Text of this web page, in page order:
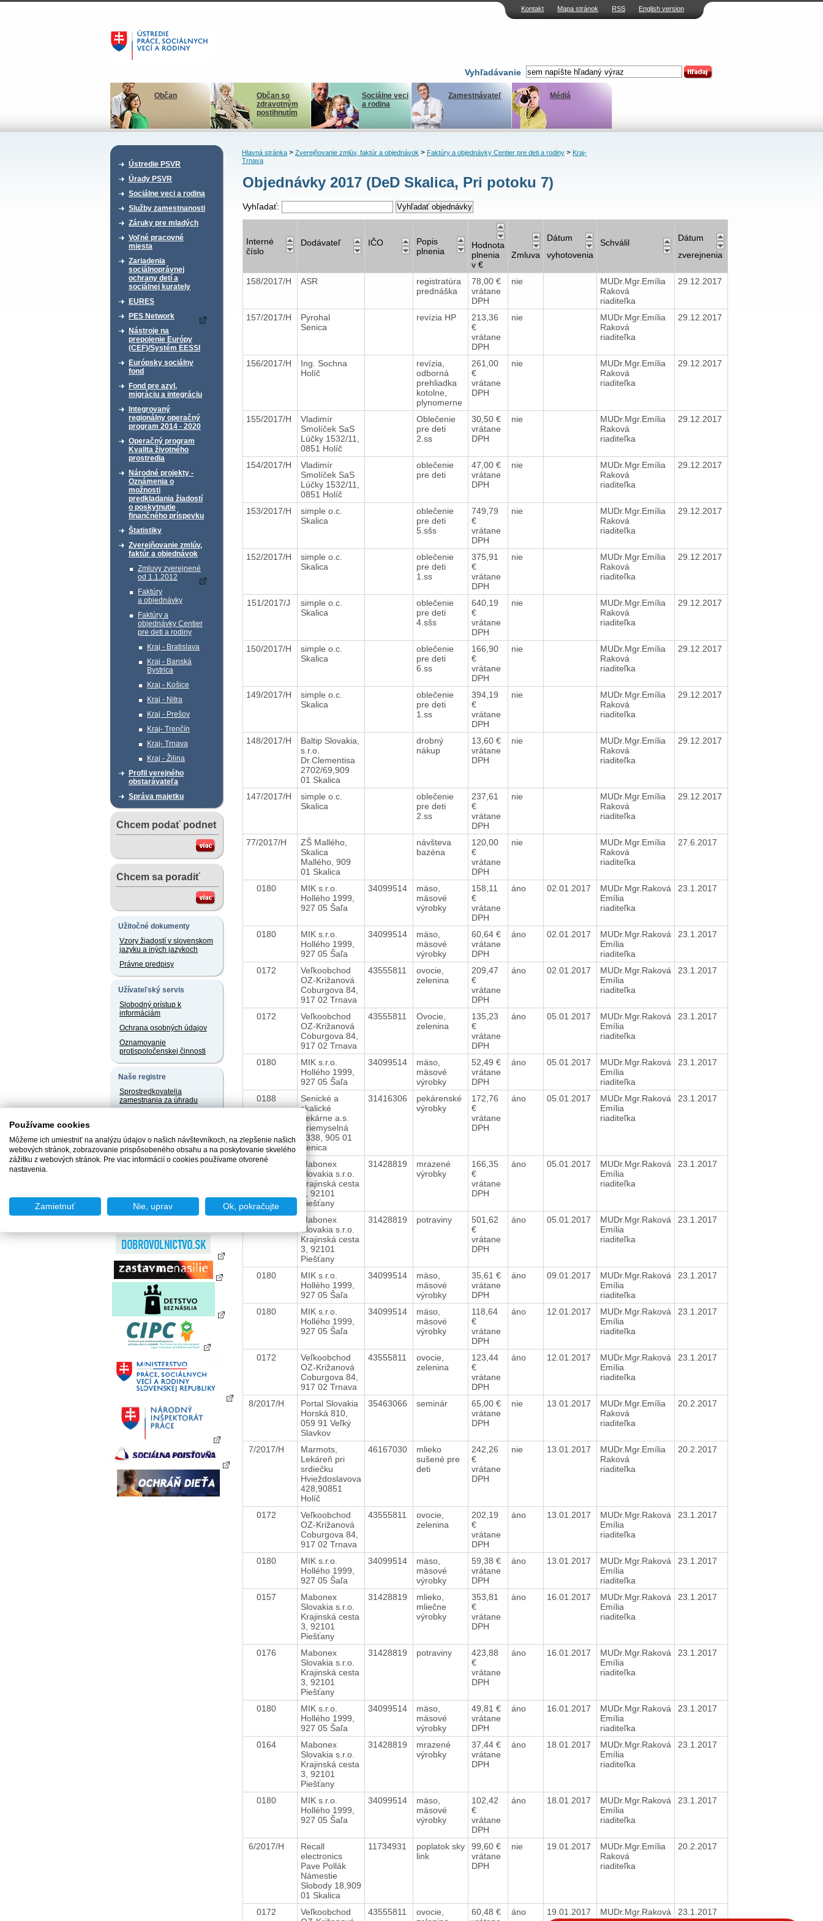
Kontakt Mapa stránok RSS English version
Vyhľadávanie
Občan
Občan so
zdravotným
postihnutím
Sociálne veci
a rodina
Zamestnávateľ Médiá
Ústredie PSVR
Úrady PSVR
Sociálne veci a rodina
Služby zamestnanosti
Záruky pre mladých
Voľné pracovné
miesta
Zariadenia
sociálnoprávnej
ochrany detí a
sociálnej kurately
EURES
PES Network
Nástroje na
prepojenie Európy
(CEF)/Systém EESSI
Európsky sociálny
fond
Fond pre azyl,
migráciu a integráciu
Integrovaný
regionálny operačný
program 2014 - 2020
Operačný program
Kvalita životného
prostredia
Národné projekty -
Oznámenia o
možnosti
predkladania žiadostí
o poskytnutie
finančného príspevku
Štatistiky
Zverejňovanie zmlúv,
faktúr a objednávok
Zmluvy zverejnené
od 1.1.2012
Faktúry
a objednávky
Faktúry a
objednávky Centier
pre deti a rodiny
Kraj - Bratislava
Kraj - Banská
Bystrica
Kraj - Košice
Kraj - Nitra
Kraj - Prešov
Kraj- Trenčín
Kraj- Trnava
Kraj - Žilina
Profil verejného
obstarávateľa
Správa majetku
Chcem podať podnet
Chcem sa poradiť
Užitočné dokumenty
Vzory žiadostí v slovenskom
jazyku a iných jazykoch
Právne predpisy
Užívateľský servis
Slobodný prístup k
informáciám
Ochrana osobných údajov
Oznamovanie
protispoločenskej činnosti
Naše registre
Sprostredkovatelia
zamestnania za úhradu
Agentúry dočasného
zamestnávania
Sociálne podniky
Hlavná stránka> Zverejňovanie zmlúv, faktúr a objednávok> Faktúry a objednávky Centier pre deti a rodiny> Kraj-
Trnava
Objednávky 2017 (DeD Skalica, Pri potoku 7)
Vyhľadať:
Interné
číslo
Dodávateľ IČO
Popis
plnenia
Hodnota
plnenia
v €
Zmluva
Dátum
vyhotovenia
Schválil
Dátum
zverejnenia
158/2017/H ASR
registratúra
prednáška
78,00 €
vrátane
DPH
nie
MUDr.Mgr.Emília
Raková
riaditeľka
29.12.2017
157/2017/H
Pyrohal
Senica
revízia HP
213,36
€
vrátane
DPH
nie
MUDr.Mgr.Emília
Raková
riaditeľka
29.12.2017
156/2017/H
Ing. Sochna
Holíč
revízia,
odborná
prehliadka
kotolne,
plynomerne
261,00
€
vrátane
DPH
nie
MUDr.Mgr.Emília
Raková
riaditeľka
29.12.2017
155/2017/H
Vladimír
Smolíček SaS
Lúčky 1532/11,
0851 Holíč
Oblečenie
pre deti
2.ss
30,50 €
vrátane
DPH
nie
MUDr.Mgr.Emília
Raková
riaditeľka
29.12.2017
154/2017/H
Vladimír
Smolíček SaS
Lúčky 1532/11,
0851 Holíč
oblečenie
pre deti
47,00 €
vrátane
DPH
nie
MUDr.Mgr.Emília
Raková
riaditeľka
29.12.2017
153/2017/H
simple o.c.
Skalica
oblečenie
pre deti
5.sšs
749,79
€
vrátane
DPH
nie
MUDr.Mgr.Emília
Raková
riaditeľka
29.12.2017
152/2017/H
simple o.c.
Skalica
oblečenie
pre deti
1.ss
375,91
€
vrátane
DPH
nie
MUDr.Mgr.Emília
Raková
riaditeľka
29.12.2017
151/2017/J
simple o.c.
Skalica
oblečenie
pre deti
4.sšs
640,19
€
vrátane
DPH
nie
MUDr.Mgr.Emília
Raková
riaditeľka
29.12.2017
150/2017/H
simple o.c.
Skalica
oblečenie
pre deti
6.ss
166,90
€
vrátane
DPH
nie
MUDr.Mgr.Emília
Raková
riaditeľka
29.12.2017
149/2017/H
simple o.c.
Skalica
oblečenie
pre deti
1.ss
394,19
€
vrátane
DPH
nie
MUDr.Mgr.Emília
Raková
riaditeľka
29.12.2017
148/2017/H
Baltip Slovakia,
s.r.o.
Dr.Clementisa
2702/69,909
01 Skalica
drobný
nákup
13,60 €
vrátane
DPH
nie
MUDr.Mgr.Emília
Raková
riaditeľka
29.12.2017
147/2017/H
simple o.c.
Skalica
oblečenie
pre deti
2.ss
237,61
€
vrátane
DPH
nie
MUDr.Mgr.Emília
Raková
riaditeľka
29.12.2017
77/2017/H
ZŠ Mallého,
Skalica
Mallého, 909
01 Skalica
návšteva
bazéna
120,00
€
vrátane
DPH
nie
MUDr.Mgr.Emília
Raková
riaditeľka
27.6.2017
0180
MIK s.r.o.
Hollého 1999,
927 05 Šaľa
34099514
mäso,
mäsové
výrobky
158,11
€
vrátane
DPH
áno 02.01.2017
MUDr.Mgr.Raková
Emília
riaditeľka
23.1.2017
0180
MIK s.r.o.
Hollého 1999,
927 05 Šaľa
34099514
mäso,
mäsové
výrobky
60,64 €
vrátane
DPH
áno 02.01.2017
MUDr.Mgr.Raková
Emília
riaditeľka
23.1.2017
0172
Veľkoobchod
OZ-Križanová
Coburgova 84,
917 02 Trnava
43555811
ovocie,
zelenina
209,47
€
vrátane
DPH
áno 02.01.2017
MUDr.Mgr.Raková
Emília
riaditeľka
23.1.2017
0172
Veľkoobchod
OZ-Križanová
Coburgova 84,
917 02 Trnava
43555811
Ovocie,
zelenina
135,23
€
vrátane
DPH
áno 05.01.2017
MUDr.Mgr.Raková
Emília
riaditeľka
23.1.2017
0180
MIK s.r.o.
Hollého 1999,
927 05 Šaľa
34099514
mäso,
mäsové
výrobky
52,49 €
vrátane
DPH
áno 05.01.2017
MUDr.Mgr.Raková
Emília
riaditeľka
23.1.2017
0188
Senické a
skalické
pekárne a.s.
Priemyselná
1338, 905 01
Senica
31416306
pekárenské
výrobky
172,76
€
vrátane
DPH
áno 05.01.2017
MUDr.Mgr.Raková
Emília
riaditeľka
23.1.2017
0164
Mabonex
Slovakia s.r.o.
Krajinská cesta
3, 92101
Piešťany
31428819
mrazené
výrobky
166,35
€
vrátane
DPH
áno 05.01.2017
MUDr.Mgr.Raková
Emília
riaditeľka
23.1.2017
Mabonex
Slovakia s.r.o.
Krajinská cesta
3, 92101
Piešťany
31428819 potraviny
501,62
€
vrátane
DPH
áno 05.01.2017
MUDr.Mgr.Raková
Emília
riaditeľka
23.1.2017
0180
MIK s.r.o.
Hollého 1999,
927 05 Šaľa
34099514
mäso,
mäsové
výrobky
35,61 €
vrátane
DPH
áno 09.01.2017
MUDr.Mgr.Raková
Emília
riaditeľka
23.1.2017
0180
MIK s.r.o.
Hollého 1999,
927 05 Šaľa
34099514
mäso,
mäsové
výrobky
118,64
€
vrátane
DPH
áno 12.01.2017
MUDr.Mgr.Raková
Emília
riaditeľka
23.1.2017
0172
Veľkoobchod
OZ-Križanová
Coburgova 84,
917 02 Trnava
43555811
ovocie,
zelenina
123,44
€
vrátane
DPH
áno 12.01.2017
MUDr.Mgr.Raková
Emília
riaditeľka
23.1.2017
8/2017/H
Portal Slovakia
Horská 810,
059 91 Veľký
Slavkov
35463066 seminár
65,00 €
vrátane
DPH
nie 13.01.2017
MUDr.Mgr.Emília
Raková
riaditeľka
20.2.2017
7/2017/H
Marmots,
Lekáreň pri
srdiečku
Hvieždoslavova
428,90851
Holíč
46167030
mlieko
sušené pre
deti
242,26
€
vrátane
DPH
nie 13.01.2017
MUDr.Mgr.Emília
Raková
riaditeľka
20.2.2017
0172
Veľkoobchod
OZ-Križanová
Coburgova 84,
917 02 Trnava
43555811
ovocie,
zelenina
202,19
€
vrátane
DPH
áno 13.01.2017
MUDr.Mgr.Raková
Emília
riaditeľka
23.1.2017
0180
MIK s.r.o.
Hollého 1999,
927 05 Šaľa
34099514
mäso,
mäsové
výrobky
59,38 €
vrátane
DPH
áno 13.01.2017
MUDr.Mgr.Raková
Emília
riaditeľka
23.1.2017
0157
Mabonex
Slovakia s.r.o.
Krajinská cesta
3, 92101
Piešťany
31428819
mlieko,
mliečne
výrobky
353,81
€
vrátane
DPH
áno 16.01.2017
MUDr.Mgr.Raková
Emília
riaditeľka
23.1.2017
0176
Mabonex
Slovakia s.r.o.
Krajinská cesta
3, 92101
Piešťany
31428819 potraviny
423,88
€
vrátane
DPH
áno 16.01.2017
MUDr.Mgr.Raková
Emília
riaditeľka
23.1.2017
0180
MIK s.r.o.
Hollého 1999,
927 05 Šaľa
34099514
mäso,
mäsové
výrobky
49,81 €
vrátane
DPH
áno 16.01.2017
MUDr.Mgr.Raková
Emília
riaditeľka
23.1.2017
0164
Mabonex
Slovakia s.r.o.
Krajinská cesta
3, 92101
Piešťany
31428819
mrazené
výrobky
37,44 €
vrátane
DPH
áno 18.01.2017
MUDr.Mgr.Raková
Emília
riaditeľka
23.1.2017
0180
MIK s.r.o.
Hollého 1999,
927 05 Šaľa
34099514
mäso,
mäsové
výrobky
102,42
€
vrátane
DPH
áno 18.01.2017
MUDr.Mgr.Raková
Emília
riaditeľka
23.1.2017
6/2017/H
Recall
electronics
Pave Pollák
Námestie
Slobody 18,909
01 Skalica
11734931
poplatok sky
link
99,60 €
vrátane
DPH
nie 19.01.2017
MUDr.Mgr.Emília
Raková
riaditeľka
20.2.2017
0172
Veľkoobchod
43555811
ovocie,
60,48 €
áno 19.01.2017
MUDr.Mgr.Raková
23.1.2017
Používame cookies
Môžeme ich umiestniť na analýzu údajov o našich návštevníkoch, na zlepšenie našich
webových stránok, zobrazovanie prispôsobeného obsahu a na poskytovanie skvelého
zážitku z webových stránok. Pre viac informácií o cookies používame otvorené
nastavenia.
Zamietnuť Nie, uprav Ok, pokračujte